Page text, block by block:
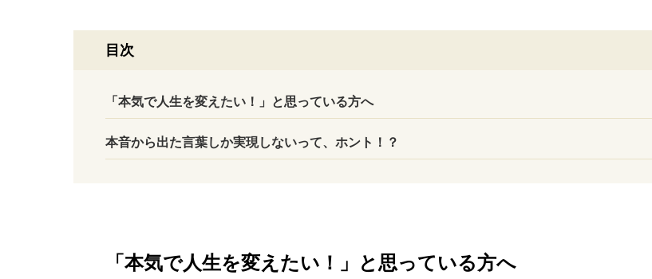
目次
「本気で人生を変えたい！」と思っている方へ
本音から出た言葉しか実現しないって、ホント！？
「本気で人生を変えたい！」と思っている方へ